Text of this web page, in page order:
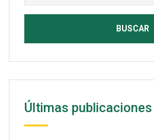
Últimas publicaciones